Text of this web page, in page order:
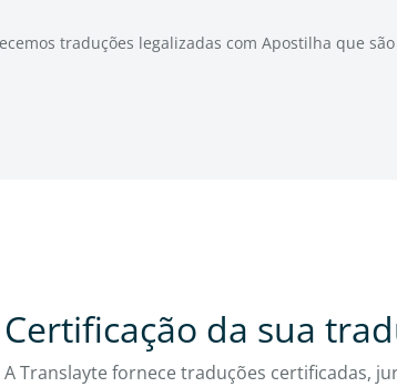
traduções legalizadas com Apostilha que
Certificação da sua
A Translayte fornece traduções certificadas,